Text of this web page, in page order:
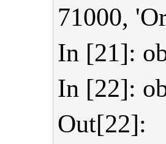
71000,
In [21]:
In [22]:
Out[22]: